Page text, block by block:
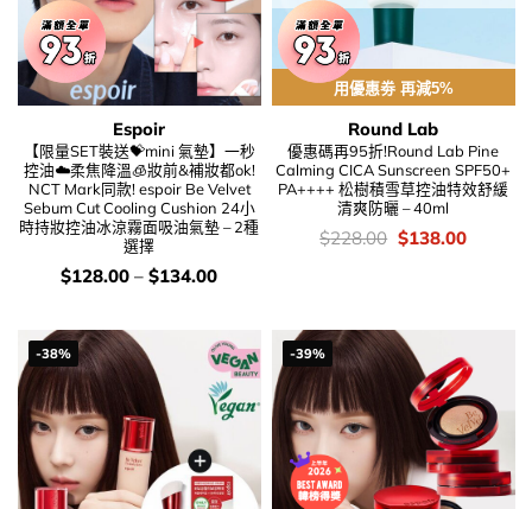
Espoir
【限量SET裝送💝mini 氣墊】一秒
控油☁️柔焦降溫🧊妝前&補妝都ok!
NCT Mark同款! espoir Be Velvet
Sebum Cut Cooling Cushion 24小
時持妝控油冰涼霧面吸油氣墊 – 2種
選擇
價
$128.00 – $134.00
用優惠劵 再減5%
Round Lab
優惠碼再95折!Round Lab Pine
Calming CICA Sunscreen SPF50+
PA++++ 松樹積雪草控油特效舒緩
清爽防曬 – 40ml
價
$228.00 Original
$138.00Current
-38% -39%